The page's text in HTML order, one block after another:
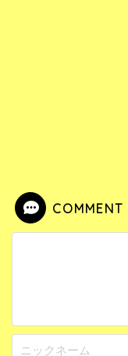
COMMENT